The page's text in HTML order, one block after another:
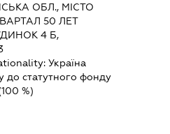
ОБЛ., МІСТО
50 ЛЕТ
4 Б,
Україна
до статутного фонду
%)